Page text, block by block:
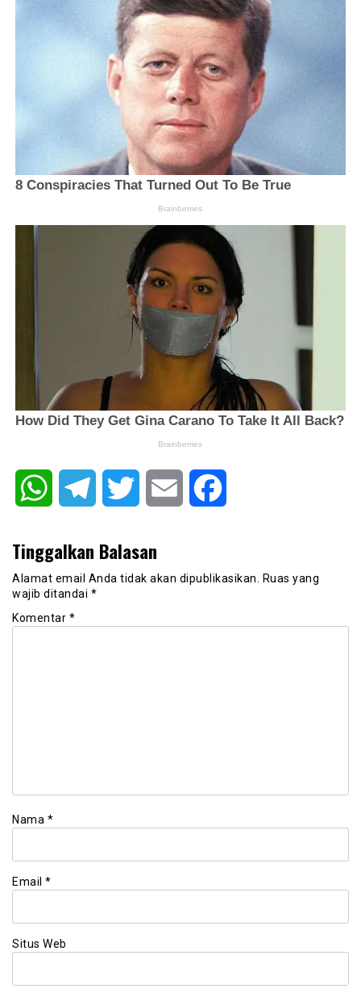
WhatsAppTelegram Twitter Email
Tinggalkan Balasan
Alamat email Anda tidak akan dipublikasikan.
Ruas yang
wajib ditandai *
Komentar *
Nama *
Email *
Situs Web